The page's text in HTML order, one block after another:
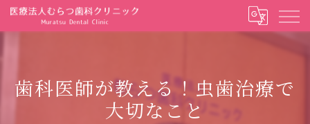
歯科医師が教える！虫歯治療で
大切なこと